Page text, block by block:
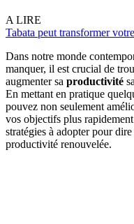
A LIRE
Tabata peut transformer
Dans notre monde
manquer, il est crucial de
augmenter sa productivité
En mettant en pratique
pouvez non seulement
vos objectifs plus
stratégies à adopter pour
productivité renouvelée.